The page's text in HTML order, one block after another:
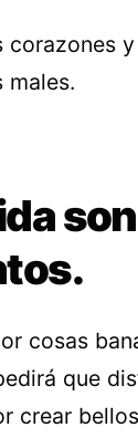
corazones
males.
cosas
que
crear